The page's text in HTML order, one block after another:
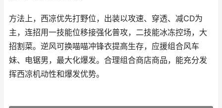
方法上，西凉优先打野位，出装以攻速、穿透、减CD为
主，连招用一技能位移接强化普攻，二技能冰冻控场，大
招割菜。逆风可换喵喵冲锋衣提高生存，应援组合风车
妹、电锯男，最大化爆发。合理组合商店商品，能充分发
挥西凉机动性和爆发优势。